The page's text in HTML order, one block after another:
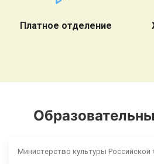
Платное отделение
Министерство культуры Российской